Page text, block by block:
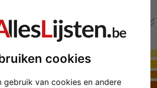
cookies
gebruik van cookies en andere